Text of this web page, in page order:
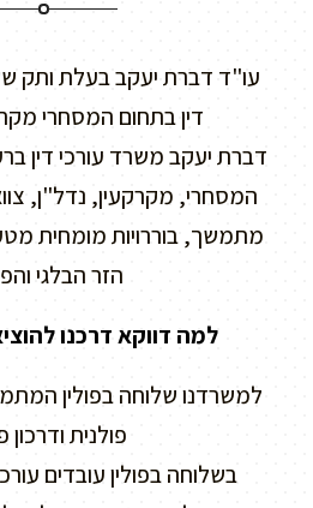
דין בתחום המסחרי
דברת יעקב משרד עורכי דין
המסחרי, מקרקעין, נדל"ן,
מתמשך, בוררויות מומחית
הזר הבלגי
למה דווקא דרכנו
למשרדנו שלוחה בפולין
פולנית ודרכון
בשלוחה בפולין עובדים